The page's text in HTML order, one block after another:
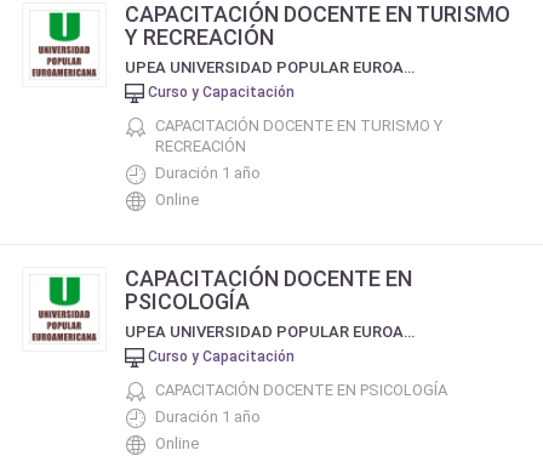
CAPACITACIÓN DOCENTE EN TURISMO
Y RECREACIÓN
UPEA UNIVERSIDAD POPULAR EUROAMERICANA
Curso y Capacitación
CAPACITACIÓN DOCENTE EN TURISMO Y
RECREACIÓN
Duración 1 año
Online
CAPACITACIÓN DOCENTE EN
PSICOLOGÍA
UPEA UNIVERSIDAD POPULAR EUROAMERICANA
Curso y Capacitación
CAPACITACIÓN DOCENTE EN PSICOLOGÍA
Duración 1 año
Online